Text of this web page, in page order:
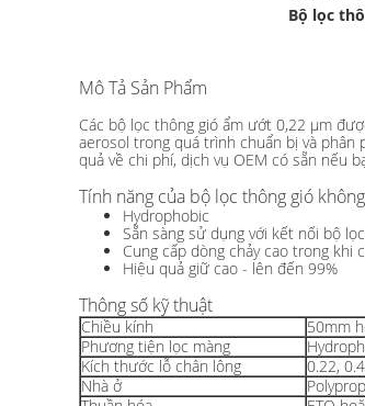
Bộ lọc
Mô Tả Sản Phẩm
Các bộ lọc thông gió ẩm ướt 0,22 μm
aerosol trong quá trình chuẩn bị và
quả về chi phí, dịch vụ OEM có sẵn nếu
Tính năng của bộ lọc thông gió
Hydrophobic
Sẵn sàng sử dụng với kết nối bộ
Cung cấp dòng chảy cao trong khi
Hiệu quả giữ cao - lên đến 99%
Thông số kỹ thuật
Chiều kính
50mm
Phương tiện lọc màng
Kích thước lỗ chân lông
0.22,
Nhà ở